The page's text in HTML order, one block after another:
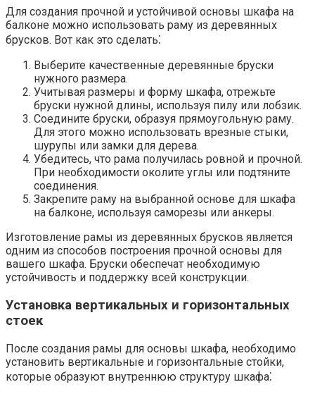
Для создания прочной и устойчивой основы шкафа на
балконе можно использовать раму из деревянных
брусков.​ Вот как это сделать⁚
Выберите качественные деревянные бруски
нужного размера.​
Учитывая размеры и форму шкафа, отрежьте
бруски нужной длины, используя пилу или лобзик.
Соедините бруски, образуя прямоугольную раму.​
Для этого можно использовать врезные стыки,
шурупы или замки для дерева.​
Убедитесь, что рама получилась ровной и прочной.
При необходимости околите углы или подтяните
соединения.​
Закрепите раму на выбранной основе для шкафа
на балконе, используя саморезы или анкеры.
Изготовление рамы из деревянных брусков является
одним из способов построения прочной основы для
вашего шкафа.​ Бруски обеспечат необходимую
устойчивость и поддержку всей конструкции.​
Установка вертикальных и горизонтальных
стоек
После создания рамы для основы шкафа, необходимо
установить вертикальные и горизонтальные стойки,
которые образуют внутреннюю структуру шкафа⁚